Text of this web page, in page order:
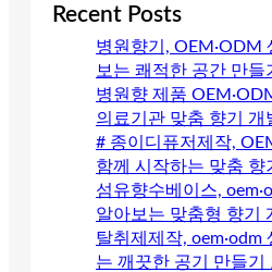
Recent Posts
병원향기, OEM·ODM
보는 쾌적한 공간 만들
병원향 제품
의료기관 맞춤 향기 개
# 종이디퓨저제작,
함께 시작하는 맞춤 향
섬유향수베이스,
알아보는 맞춤형 향기
탈취제제작,
는 깨끗한 공기 만들기